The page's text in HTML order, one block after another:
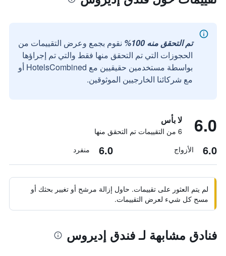
تم التحقق منه 100%
نقوم بجمع وعرض التقييمات من
الحجوزات التي تم التحقق منها فقط والتي تم إجراؤها
بواسطة مستخدمين حقيقيين مع HotelsCombined أو
مع شركائنا الخارجيين الموثوقين.
6.0 لا بأس
6 من التقييمات تم التحقق منها
6.0 الأزواج 6.0 منفرد
لم يتم العثور على تقييمات. حاول إزالة مرشح أو تغيير بحثك أو
مسح كل شيء لعرض التقييمات.
فنادق مشابهة لـ فندق إديروس